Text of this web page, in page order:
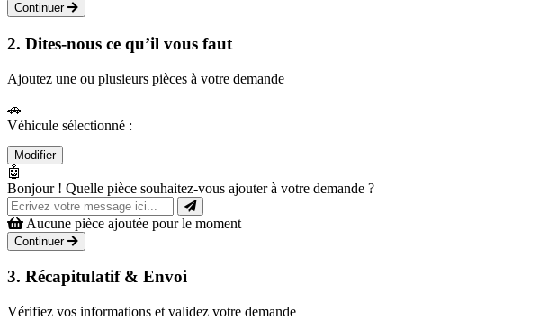
Continuer
2. Dites-nous ce qu’il vous faut
Ajoutez une ou plusieurs pièces à votre demande
🚗
Véhicule sélectionné :
Modifier
🤖
Bonjour ! Quelle pièce souhaitez-vous ajouter à votre demande ?
Aucune pièce ajoutée pour le moment
Continuer
3. Récapitulatif & Envoi
Vérifiez vos informations et validez votre demande